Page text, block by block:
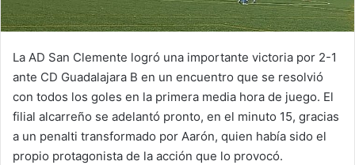
La AD San Clemente logró una importante victoria por 2-1
ante CD Guadalajara B en un encuentro que se resolvió
con todos los goles en la primera media hora de juego. El
filial alcarreño se adelantó pronto, en el minuto 15, gracias
a un penalti transformado por Aarón, quien había sido el
propio protagonista de la acción que lo provocó.